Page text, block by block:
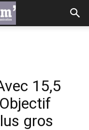
15,5
gros